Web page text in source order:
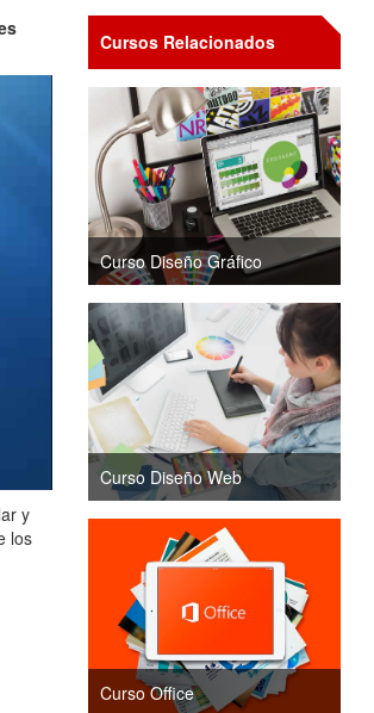
y
los
Cursos Relacionados
Curso Diseño Gráfico
Curso Diseño Web
Curso Office